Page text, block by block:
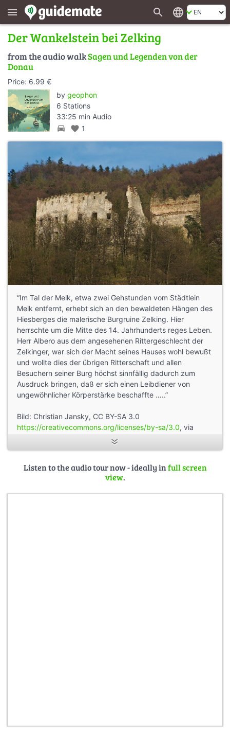
menu search language
Der Wankelstein bei Zelking
from the audio walkSagen und Legenden von der
Donau
Price: 6.99 €
by geophon
6 Stations
33:25 min Audio
directions_car favorite 1
“Im Tal der Melk, etwa zwei Gehstunden vom Städtlein
Melk entfernt, erhebt sich an den bewaldeten Hängen des
Hiesberges die malerische Burgruine Zelking. Hier
herrschte um die Mitte des 14. Jahrhunderts reges Leben.
Herr Albero aus dem angesehenen Rittergeschlecht der
Zelkinger, war sich der Macht seines Hauses wohl bewußt
und wollte dies der übrigen Ritterschaft und allen
Besuchern seiner Burg höchst sinnfällig dadurch zum
Ausdruck bringen, daß er sich einen Leibdiener von
ungewöhnlicher Körperstärke beschaffte …..”
Bild: Christian Jansky, CC BY-SA 3.0
https://creativecommons.org/licenses/by-sa/3.0, via
Wikimedia Commons
Listen to the audio tour now - ideally infull screen
view.